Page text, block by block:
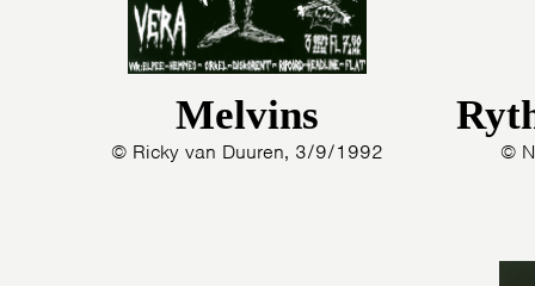
Melvins
© Ricky van Duuren, 3/9/1992 ©